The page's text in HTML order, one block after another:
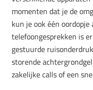
momenten dat je de
kun je ook één
telefoongesprekken is
gestuurde
storende
zakelijke calls of een